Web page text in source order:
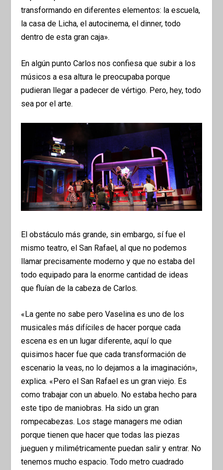
transformando en diferentes elementos: la escuela,
la casa de Licha, el autocinema, el dinner, todo
dentro de esta gran caja».
En algún punto Carlos nos confiesa que subir a los
músicos a esa altura le preocupaba porque
pudieran llegar a padecer de vértigo. Pero, hey, todo
sea por el arte.
El obstáculo más grande, sin embargo, sí fue el
mismo teatro, el San Rafael, al que no podemos
llamar precisamente moderno y que no estaba del
todo equipado para la enorme cantidad de ideas
que fluían de la cabeza de Carlos.
«La gente no sabe pero Vaselina es uno de los
musicales más difíciles de hacer porque cada
escena es en un lugar diferente, aquí lo que
quisimos hacer fue que cada transformación de
escenario la veas, no lo dejamos a la imaginación»,
explica. «Pero el San Rafael es un gran viejo. Es
como trabajar con un abuelo. No estaba hecho para
este tipo de maniobras. Ha sido un gran
rompecabezas. Los stage managers me odian
porque tienen que hacer que todas las piezas
jueguen y milimétricamente puedan salir y entrar. No
tenemos mucho espacio. Todo metro cuadrado